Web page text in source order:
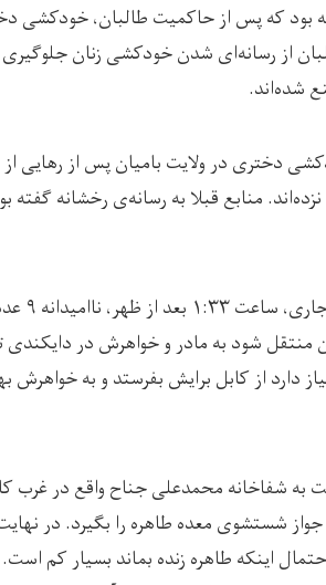
که پس از حاکمیت طالبان، خودکشی
از رسانه‌ای شدن خودکشی زنان
شده‌اند.
دختری در ولایت بامیان پس از رهایی
منابع قبلا به رسانه‌ی رخشانه گفته
به قول
منتقل شود به مادر و خواهرش در
دارد از کابل برایش بفرستد و به خواهرش
او را ساعت ۲ پس از چاشت به شفاخانه محمدعلی جناح
شستشوی معده طاهره را بگیرد. در
اینکه طاهره زنده بماند بسیار کم